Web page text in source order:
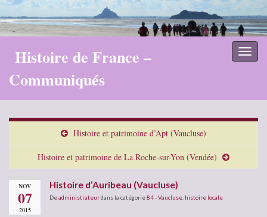
Histoire de France –
Communiqués
Histoire et patrimoine d’Apt (Vaucluse)
Histoire et patrimoine de La Roche-sur-Yon (Vendée)
NOV
07
2015
Histoire d’Auribeau (Vaucluse)
Deadministrateurdans la catégorie84 - Vaucluse histoire locale